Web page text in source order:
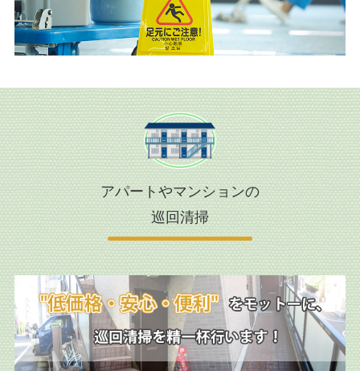
アパートやマンションの
巡回清掃